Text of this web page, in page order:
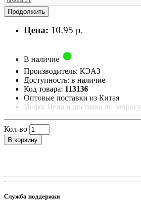
Продолжить
Цена: 10.95 р.
В наличие
Производитель: КЭАЗ
Доступность: в наличие
Код товара: 113136
Оптовые поставки из Китая
Инфо: Цена и доставка по запросу
Кол-во
В корзину
Служба поддержки